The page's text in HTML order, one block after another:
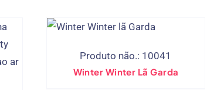
Produto não.: 10041
Winter Winter Lã Garda